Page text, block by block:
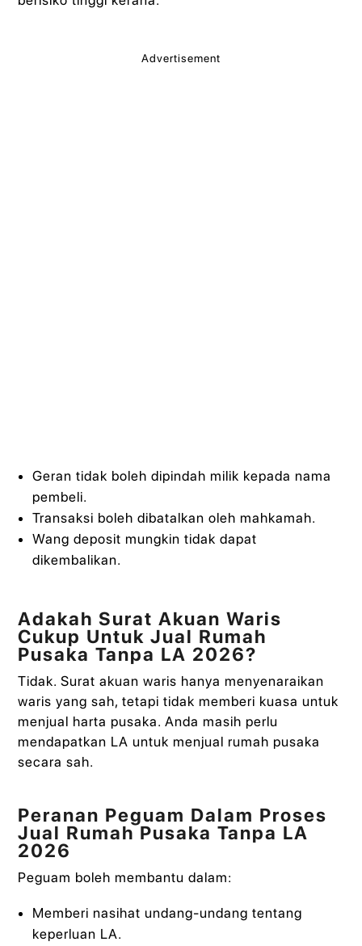
Advertisement
Geran tidak boleh dipindah milik kepada nama
pembeli.
Transaksi boleh dibatalkan oleh mahkamah.
Wang deposit mungkin tidak dapat
dikembalikan.
Adakah Surat Akuan Waris
Cukup Untuk Jual Rumah
Pusaka Tanpa LA 2026?
Tidak. Surat akuan waris hanya menyenaraikan
waris yang sah, tetapi tidak memberi kuasa untuk
menjual harta pusaka. Anda masih perlu
mendapatkan LA untuk menjual rumah pusaka
secara sah.
Peranan Peguam Dalam Proses
Jual Rumah Pusaka Tanpa LA
2026
Peguam boleh membantu dalam:
Memberi nasihat undang-undang tentang
keperluan LA.